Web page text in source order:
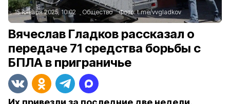
15 января 2025, 10:02 Общество Фото:t.me/vvgladkov
Вячеслав Гладков рассказал о
передаче 71 средства борьбы с
БПЛА в приграничье